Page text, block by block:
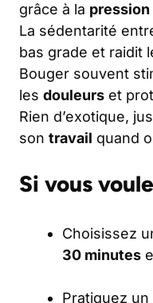
grâce à la pression
La sédentarité
bas grade et raidit
Bouger souvent
les douleurs et
Rien d’exotique,
son travail quand
Si vous
Choisissez
30 minutes
Pratiquez un